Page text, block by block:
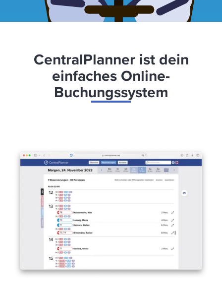
CentralPlanner ist dein
einfaches Online-
Buchungssystem